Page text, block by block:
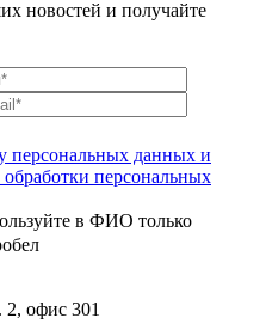
новостей и получайте
персональных данных и
персональных
в ФИО только
2, офис 301